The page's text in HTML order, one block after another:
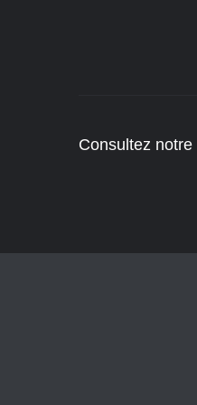
Consultez notre